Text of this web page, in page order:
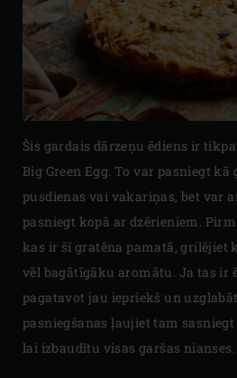
Šis gardais dārzeņu ēdiens ir
Big Green Egg. To var pasniegt kā
pusdienas vai vakariņas, bet var
pasniegt kopā ar dzērieniem.
kas ir šī gratēna pamatā, grilējiet
vēl bagātīgāku aromātu. Ja tas ir
pagatavot jau iepriekš un
pasniegšanas ļaujiet tam
lai izbaudītu visas garšas nianses.